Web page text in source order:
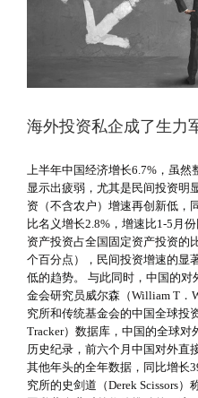
海外投资私企成了生力
上半年中国经济增长6.7%，虽然
显示出疲弱，尤其是民间投资明
资（不含农户）增速再创新低，
比名义增长2.8%，增速比1-5月
资产投资占全国固定资产投资的
个百分点），民间投资增速的显
低的趋势。 与此同时，中国的
金会研究员威尔森（William T．
究所和传统基金会的中国全球投
Tracker）数据库，中国的全球对
历史纪录，前六个月中国对外直
其他年头的全年数据，同比增长
究所的史剑道（Derek Scissors